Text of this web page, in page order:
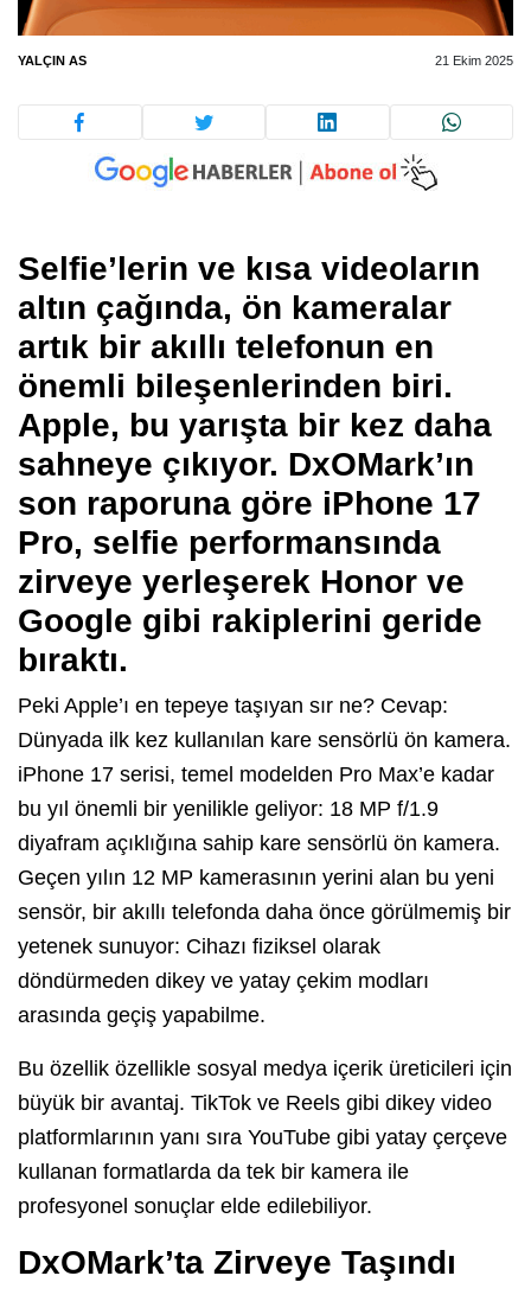
YALÇIN AS 21 Ekim 2025
Selfie’lerin ve kısa videoların
altın çağında, ön kameralar
artık bir akıllı telefonun en
önemli bileşenlerinden biri.
Apple, bu yarışta bir kez daha
sahneye çıkıyor. DxOMark’ın
son raporuna göre iPhone 17
Pro, selfie performansında
zirveye yerleşerek Honor ve
Google gibi rakiplerini geride
bıraktı.
Peki Apple’ı en tepeye taşıyan sır ne? Cevap:
Dünyada ilk kez kullanılan kare sensörlü ön kamera.
iPhone 17 serisi, temel modelden Pro Max’e kadar
bu yıl önemli bir yenilikle geliyor: 18 MP f/1.9
diyafram açıklığına sahip kare sensörlü ön kamera.
Geçen yılın 12 MP kamerasının yerini alan bu yeni
sensör, bir akıllı telefonda daha önce görülmemiş bir
yetenek sunuyor: Cihazı fiziksel olarak
döndürmeden dikey ve yatay çekim modları
arasında geçiş yapabilme.
Bu özellik özellikle sosyal medya içerik üreticileri için
büyük bir avantaj. TikTok ve Reels gibi dikey video
platformlarının yanı sıra YouTube gibi yatay çerçeve
kullanan formatlarda da tek bir kamera ile
profesyonel sonuçlar elde edilebiliyor.
DxOMark’ta Zirveye Taşındı